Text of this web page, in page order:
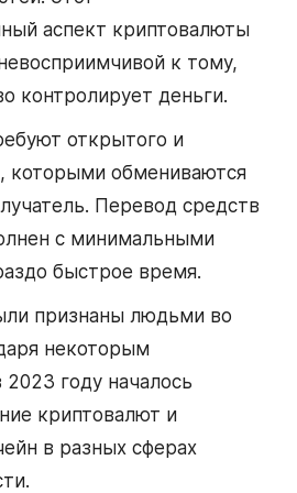
аспект криптовалюты
к тому,
контролирует деньги.
открытого и
которыми обмениваются
Перевод средств
с минимальными
быстрое время.
признаны людьми во
некоторым
году началось
криптовалют и
в разных сферах